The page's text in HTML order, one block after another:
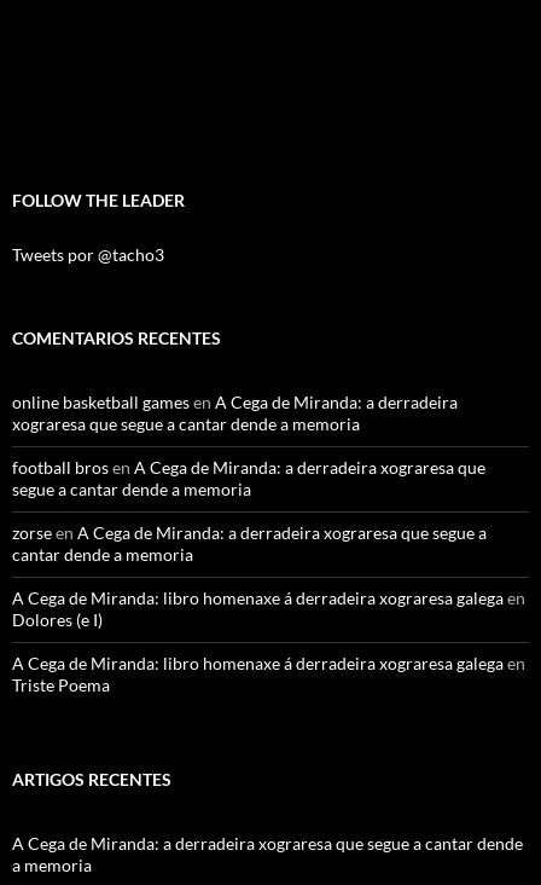
FOLLOW THE LEADER
Tweets por @tacho3
COMENTARIOS RECENTES
online basketball gamesen A Cega de Miranda: a derradeira
xograresa que segue a cantar dende a memoria
football brosen A Cega de Miranda: a derradeira xograresa que
segue a cantar dende a memoria
zorseen A Cega de Miranda: a derradeira xograresa que segue a
cantar dende a memoria
A Cega de Miranda: libro homenaxe á derradeira xograresa galegaen
Dolores (e I)
A Cega de Miranda: libro homenaxe á derradeira xograresa galegaen
Triste Poema
ARTIGOS RECENTES
A Cega de Miranda: a derradeira xograresa que segue a cantar dende
a memoria